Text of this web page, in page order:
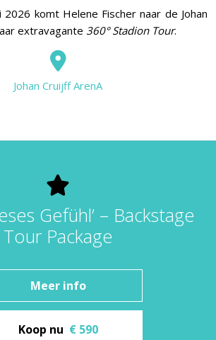
komt Helene Fischer naar de Johan
extravagante 360° Stadion Tour.
Johan Cruijff ArenA
Gefühl’ – Backstage
Tour Package
Meer info
Koop nu € 590